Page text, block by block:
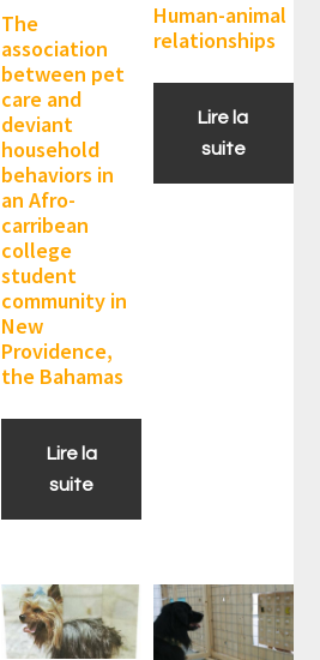
The
association
between pet
care and
deviant
household
behaviors in
an Afro-
carribean
college
student
community in
New
Providence,
the Bahamas
Lire la
suite
Human-animal
relationships
Lire la
suite